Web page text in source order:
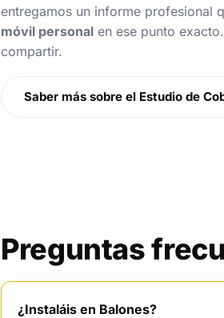
entregamos un informe profesional
móvil personal en ese punto
compartir.
Saber más sobre el Estudio de
Preguntas
¿Instaláis en Balones?